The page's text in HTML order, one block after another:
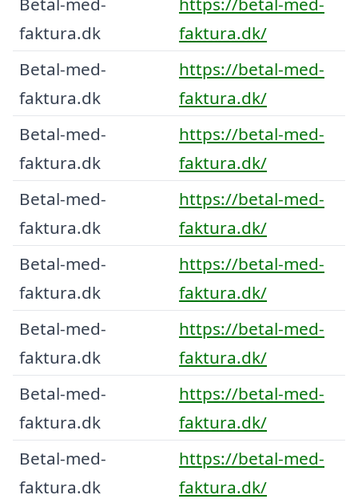
faktura.dk
faktura.dk/
Betal-med-
faktura.dk
https://betal-med-
faktura.dk/
Betal-med-
faktura.dk
https://betal-med-
faktura.dk/
Betal-med-
faktura.dk
https://betal-med-
faktura.dk/
Betal-med-
faktura.dk
https://betal-med-
faktura.dk/
Betal-med-
faktura.dk
https://betal-med-
faktura.dk/
Betal-med-
faktura.dk
https://betal-med-
faktura.dk/
Betal-med-
faktura.dk
https://betal-med-
faktura.dk/